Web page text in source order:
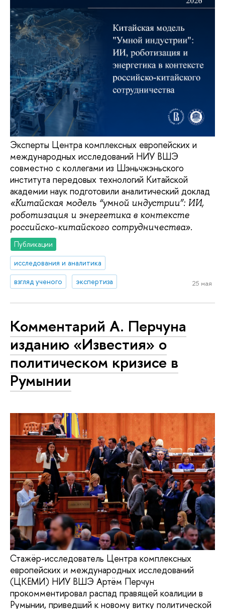
Эксперты Центра комплексных европейских и
международных исследований НИУ ВШЭ
совместно с коллегами из Шэньчжэньского
института передовых технологий Китайской
академии наук подготовили аналитический доклад
«Китайская модель “умной индустрии”: ИИ,
роботизация и энергетика в контексте
российско-китайского сотрудничества».
Публикации
исследования и аналитика
взгляд ученого
экспертиза 25 мая
Комментарий А. Перчуна
изданию «Известия» о
политическом кризисе в
Румынии
Стажёр-исследователь Центра комплексных
европейских и международных исследований
(ЦКЕМИ) НИУ ВШЭ Артём Перчун
прокомментировал распад правящей коалиции в
Румынии, приведший к новому витку политической